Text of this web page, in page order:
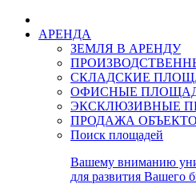
АРЕНДА
ЗЕМЛЯ В АРЕНДУ
СКЛАДСКИЕ
ОФИСНЫЕ
ЭКСКЛЮЗИВНЫЕ
ПРОДАЖА
Поиск площадей
Вашему вниманию
для развития Вашего